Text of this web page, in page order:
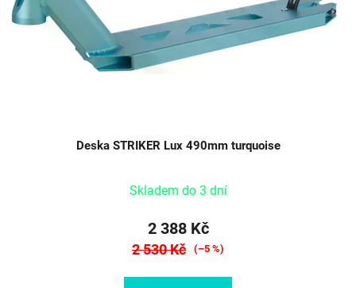
Deska STRIKER Lux 490mm turquoise
Skladem do 3 dní
2 388 Kč
2 530 Kč (–5 %)